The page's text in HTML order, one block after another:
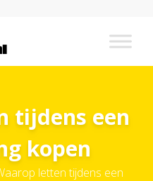
tijdens een
kopen
letten tijdens een